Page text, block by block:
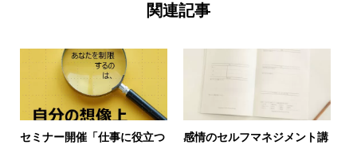
関連記事
セミナー開催「仕事に役立つ
感情のセルフマネジメント講